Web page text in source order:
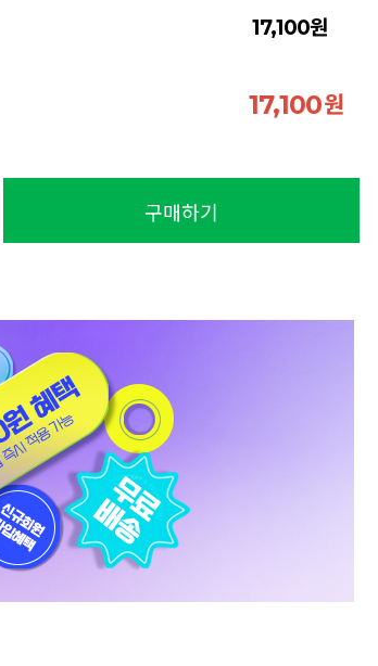
17,100원
17,100원
구매하기